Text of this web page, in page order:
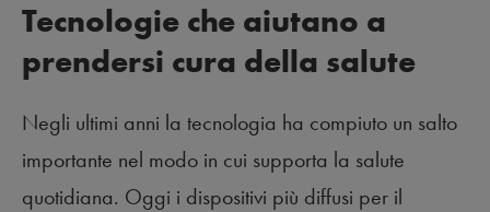
Tecnologie che aiutano a
prendersi cura della salute
Negli ultimi anni la tecnologia ha compiuto un salto
importante nel modo in cui supporta la salute
quotidiana. Oggi i dispositivi più diffusi per il